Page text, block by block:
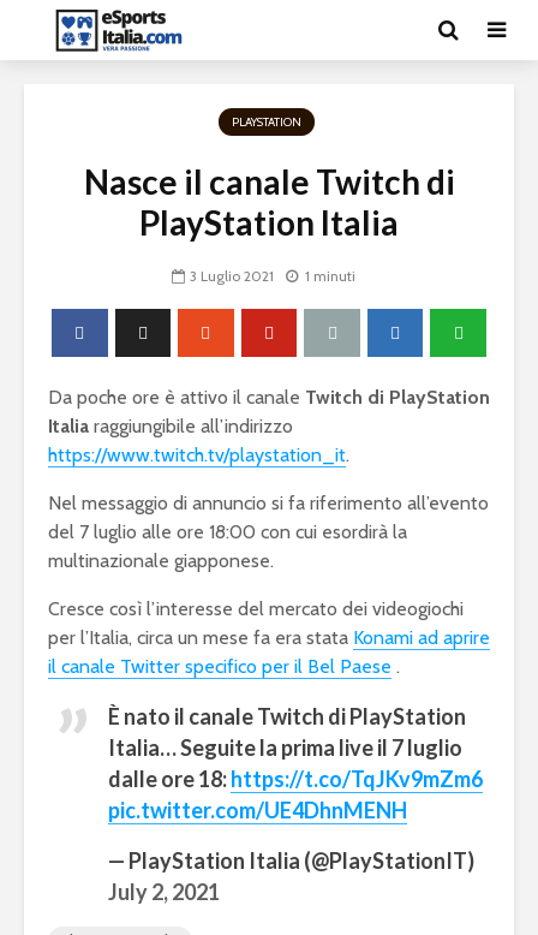
PLAYSTATION
Nasce il canale Twitch di
PlayStation Italia
3 Luglio 2021 1 minuti
Da poche ore è attivo il canale Twitch di PlayStation
Italia raggiungibile all’indirizzo
https://www.twitch.tv/playstation_it.
Nel messaggio di annuncio si fa riferimento all’evento
del 7 luglio alle ore 18:00 con cui esordirà la
multinazionale giapponese.
Cresce così l’interesse del mercato dei videogiochi
per l’Italia, circa un mese fa era stata Konami ad aprire
il canale Twitter specifico per il Bel Paese .
È nato il canale Twitch di PlayStation
Italia… Seguite la prima live il 7 luglio
dalle ore 18:https://t.co/TqJKv9mZm6
pic.twitter.com/UE4DhnMENH
— PlayStation Italia (@PlayStationIT)
July 2, 2021